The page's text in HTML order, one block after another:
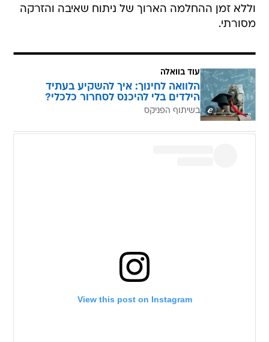
וללא זמן ההחלמה הארוך של ניתוח שאיבה והזרקה
מסורתי.
עוד בוואלה
הלוואה לחינוך: איך להשקיע בעתיד
הילדים בלי להיכנס לסחרור כלכלי?
בשיתוף הפניקס
View this post on Instagram